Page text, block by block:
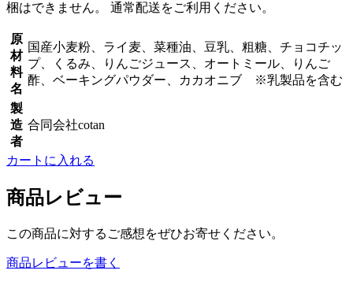
梱はできません。 通常配送をご利用ください。
原
材
料
名
国産小麦粉、ライ麦、菜種油、豆乳、粗糖、チョコチッ
プ、くるみ、りんごジュース、オートミール、りんご
酢、ベーキングパウダー、カカオニブ ※乳製品を含む
製
造
者
合同会社cotan
カートに入れる
商品レビュー
この商品に対するご感想をぜひお寄せください。
商品レビューを書く